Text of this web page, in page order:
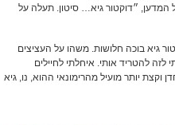
״דוקטור גיא… סיטון. תעלה על
גיא בוכה חלושות. משהו על העציצים
להטריד אותי. איחלתי לחיילים
יותר מועיל מהרימונאי ההוא, נו, גיא